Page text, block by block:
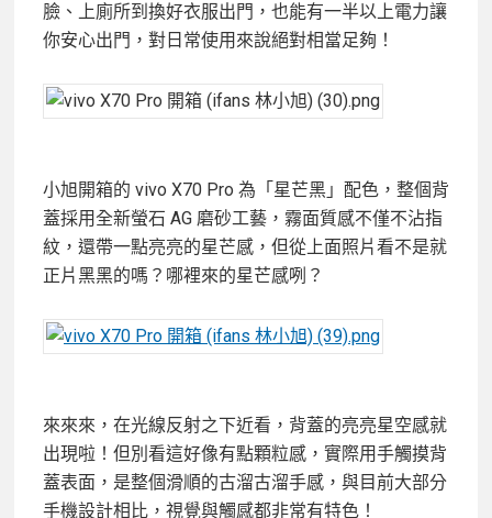
臉、上廁所到換好衣服出門，也能有一半以上電力讓
你安心出門，對日常使用來說絕對相當足夠！
小旭開箱的 vivo X70 Pro 為「星芒黑」配色，整個背
蓋採用全新螢石 AG 磨砂工藝，霧面質感不僅不沾指
紋，還帶一點亮亮的星芒感，但從上面照片看不是就
正片黑黑的嗎？哪裡來的星芒感咧？
來來來，在光線反射之下近看，背蓋的亮亮星空感就
出現啦！但別看這好像有點顆粒感，實際用手觸摸背
蓋表面，是整個滑順的古溜古溜手感，與目前大部分
手機設計相比，視覺與觸感都非常有特色！